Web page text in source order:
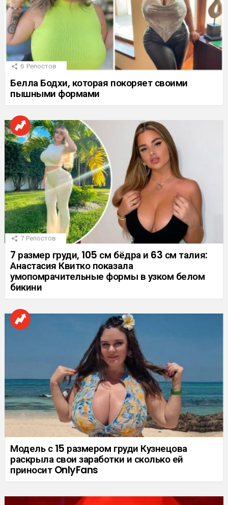
6 Репостов
Белла Бодхи, которая покоряет своими
пышными формами
7 Репостов
7 размер груди, 105 см бёдра и 63 см талия:
Анастасия Квитко показала
умопомрачительные формы в узком белом
бикини
Модель с 15 размером груди Кузнецова
раскрыла свои заработки и сколько ей
приносит OnlyFans